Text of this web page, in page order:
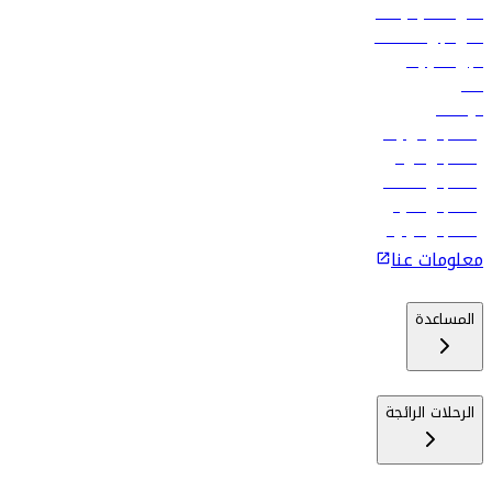
أدنى أسعار الرحلات
فلاي دبي للعطلات
تأجير السيارات
فنادق
الوظائف
رحلات إلى تبيليسي
رحلات إلى الرياض
رحلات إلى مسقط
رحلات إلى ماليه
رحلات إلى كولومبو
معلومات عنا
المساعدة
الرحلات الرائجة